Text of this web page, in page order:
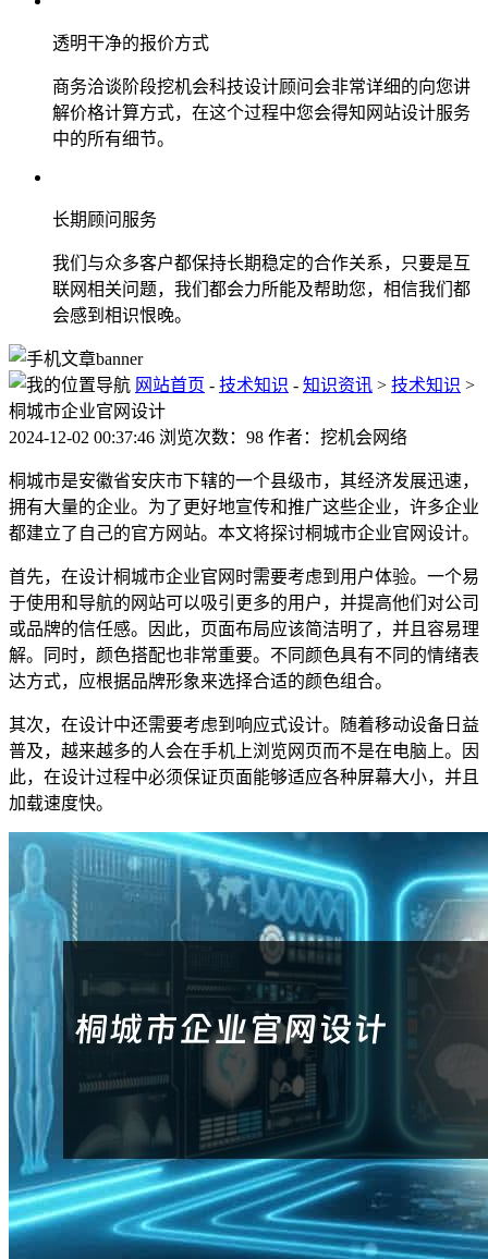
透明干净的报价方式
商务洽谈阶段挖机会科技设计顾问会非常详细的向您讲
解价格计算方式，在这个过程中您会得知网站设计服务
中的所有细节。
长期顾问服务
我们与众多客户都保持长期稳定的合作关系，只要是互
联网相关问题，我们都会力所能及帮助您，相信我们都
会感到相识恨晚。
网站首页 - 技术知识 - 知识资讯 > 技术知识 >
桐城市企业官网设计
2024-12-02 00:37:46 浏览次数：98 作者：挖机会网络
桐城市是安徽省安庆市下辖的一个县级市，其经济发展迅速，
拥有大量的企业。为了更好地宣传和推广这些企业，许多企业
都建立了自己的官方网站。本文将探讨桐城市企业官网设计。
首先，在设计桐城市企业官网时需要考虑到用户体验。一个易
于使用和导航的网站可以吸引更多的用户，并提高他们对公司
或品牌的信任感。因此，页面布局应该简洁明了，并且容易理
解。同时，颜色搭配也非常重要。不同颜色具有不同的情绪表
达方式，应根据品牌形象来选择合适的颜色组合。
其次，在设计中还需要考虑到响应式设计。随着移动设备日益
普及，越来越多的人会在手机上浏览网页而不是在电脑上。因
此，在设计过程中必须保证页面能够适应各种屏幕大小，并且
加载速度快。